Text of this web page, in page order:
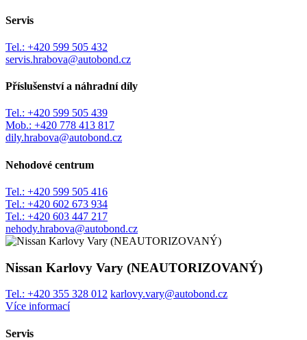
Servis
Tel.: +420 599 505 432
servis.hrabova@autobond.cz
Příslušenství a náhradní díly
Tel.: +420 599 505 439
Mob.: +420 778 413 817
dily.hrabova@autobond.cz
Nehodové centrum
Tel.: +420 599 505 416
Tel.: +420 602 673 934
Tel.: +420 603 447 217
nehody.hrabova@autobond.cz
Nissan Karlovy Vary (NEAUTORIZOVANÝ)
Tel.: +420 355 328 012 karlovy.vary@autobond.cz
Více informací
Servis